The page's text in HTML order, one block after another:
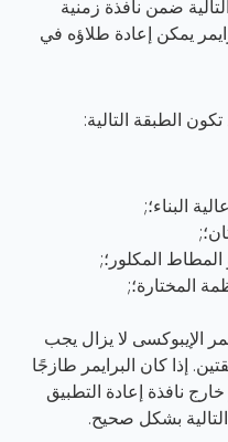
ضمن نافذة زمنية
يمكن إعادة طلاؤه في
الطبقة التالية:
البناء؛;
المكلور؛;
المختارة؛;
الإيبوكسى لا يزال يجب
إذا كان البرايمر طازجًا
نافذة إعادة التطبيق
بشكل صحيح.